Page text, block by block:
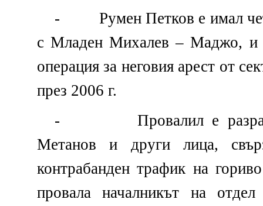
-
Румен Петков е имал
с Младен Михалев – Маджо, и
операция за неговия арест от
през 2006 г.
-
Провалил е
Метанов и други лица,
контрабанден трафик на
провала началникът на